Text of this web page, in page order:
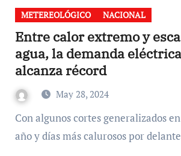
METEREOLÓGICO NACIONAL
Entre calor extremo y
agua, la demanda
alcanza récord
May 28, 2024
Con algunos cortes generalizados en lo que va de
año y días más calurosos por